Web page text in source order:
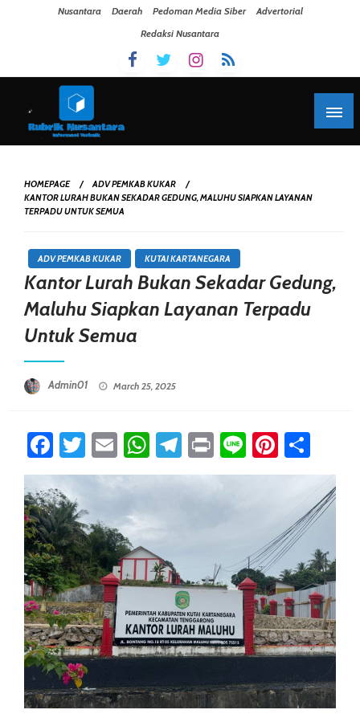
Nusantara Daerah Pedoman Media Siber
Advertorial
Redaksi Nusantara
HOMEPAGE
ADV PEMKAB KUKAR
KANTOR LURAH BUKAN SEKADAR GEDUNG, MALUHU SIAPKAN LAYANAN
TERPADU UNTUK SEMUA
ADV PEMKAB KUKAR KUTAI KARTANEGARA
Kantor Lurah Bukan Sekadar Gedung,
Maluhu Siapkan Layanan Terpadu
Untuk Semua
Admin01 March 25, 2025
Facebook
Twitter
EmailWhatsApp
Telegram
PrintLine